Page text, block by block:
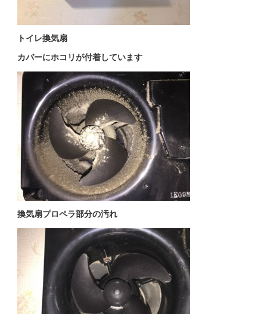
トイレ換気扇
カバーにホコリが付着しています
換気扇プロペラ部分の汚れ